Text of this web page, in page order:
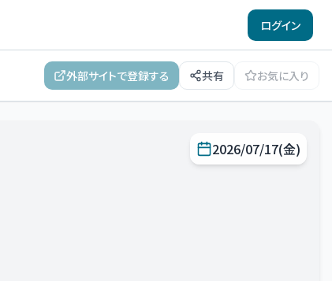
ログイン
外部サイトで登録する 共有 お気に入り
2026/07/17(金)